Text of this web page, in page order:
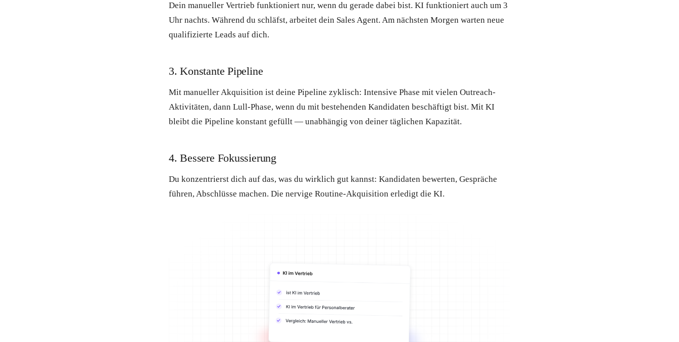
Dein manueller Vertrieb funktioniert nur, wenn du gerade dabei bist. KI funktioniert auch um 3
Uhr nachts. Während du schläfst, arbeitet dein Sales Agent. Am nächsten Morgen warten neue
qualifizierte Leads auf dich.
3. Konstante Pipeline
Mit manueller Akquisition ist deine Pipeline zyklisch: Intensive Phase mit vielen Outreach-
Aktivitäten, dann Lull-Phase, wenn du mit bestehenden Kandidaten beschäftigt bist. Mit KI
bleibt die Pipeline konstant gefüllt — unabhängig von deiner täglichen Kapazität.
4. Bessere Fokussierung
Du konzentrierst dich auf das, was du wirklich gut kannst: Kandidaten bewerten, Gespräche
führen, Abschlüsse machen. Die nervige Routine-Akquisition erledigt die KI.